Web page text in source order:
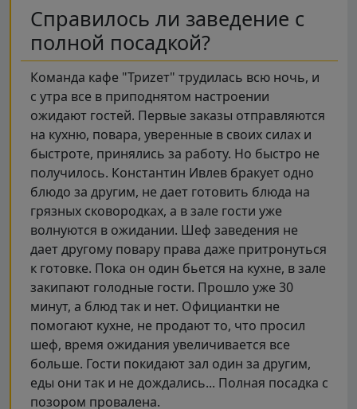
Справилось ли заведение с
полной посадкой?
Команда кафе "Триzет" трудилась всю ночь, и
с утра все в приподнятом настроении
ожидают гостей. Первые заказы отправляются
на кухню, повара, уверенные в своих силах и
быстроте, принялись за работу. Но быстро не
получилось. Константин Ивлев бракует одно
блюдо за другим, не дает готовить блюда на
грязных сковородках, а в зале гости уже
волнуются в ожидании. Шеф заведения не
дает другому повару права даже притронуться
к готовке. Пока он один бьется на кухне, в зале
закипают голодные гости. Прошло уже 30
минут, а блюд так и нет. Официантки не
помогают кухне, не продают то, что просил
шеф, время ожидания увеличивается все
больше. Гости покидают зал один за другим,
еды они так и не дождались... Полная посадка с
позором провалена.